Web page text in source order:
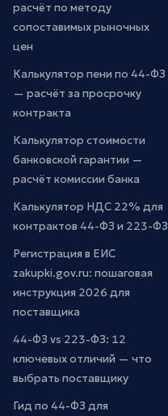
расчёт по методу
сопоставимых рыночных
цен
Калькулятор пени по 44-ФЗ
— расчёт за просрочку
контракта
Калькулятор стоимости
банковской гарантии —
расчёт комиссии банка
Калькулятор НДС 22% для
контрактов 44-ФЗ и 223-ФЗ
Регистрация в ЕИС
zakupki.gov.ru: пошаговая
инструкция 2026 для
поставщика
44-ФЗ vs 223-ФЗ: 12
ключевых отличий — что
выбрать поставщику
Гид по 44-ФЗ для